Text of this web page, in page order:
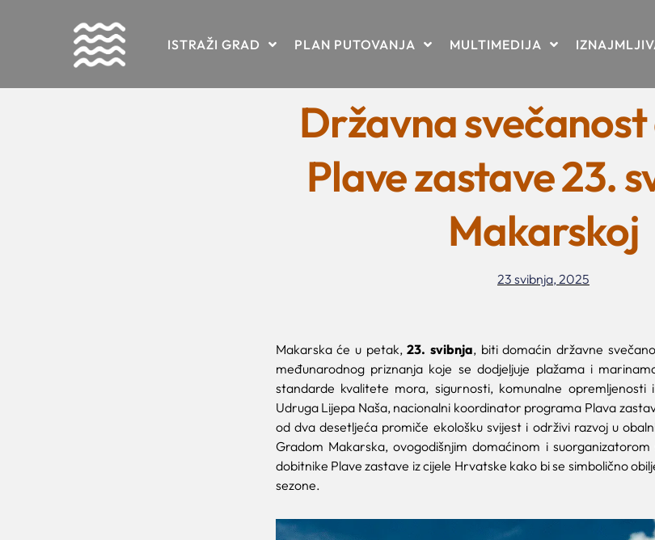
ISTRAŽI GRAD PLAN PUTOVANJA MULTIMEDIJA
Državna
Plave zastave 23.
Makarskoj
23 svibnja, 2025
Makarska će u petak,23. svibnja, biti domaćin državne
međunarodnog priznanja koje se dodjeljuje plažama i
standarde kvalitete mora, sigurnosti, komunalne
Udruga Lijepa Naša, nacionalni koordinator programa Plava
od dva desetljeća promiče ekološku svijest i održivi razvoj u
Gradom Makarska, ovogodišnjim domaćinom i
dobitnike Plave zastave iz cijele Hrvatske kako bi se simbolično
sezone.